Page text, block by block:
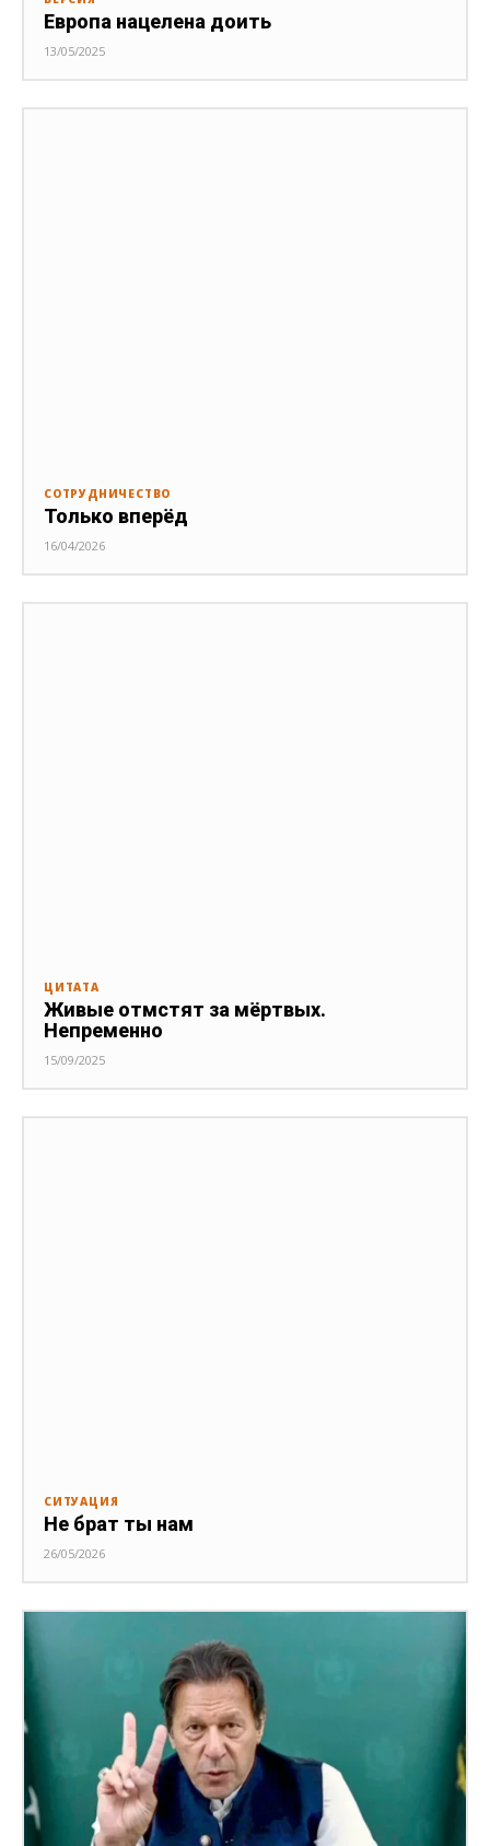
Европа нацелена доить
13/05/2025
СОТРУДНИЧЕСТВО
Только вперёд
16/04/2026
ЦИТАТА
Живые отмстят за мёртвых.
Непременно
15/09/2025
СИТУАЦИЯ
Не брат ты нам
26/05/2026